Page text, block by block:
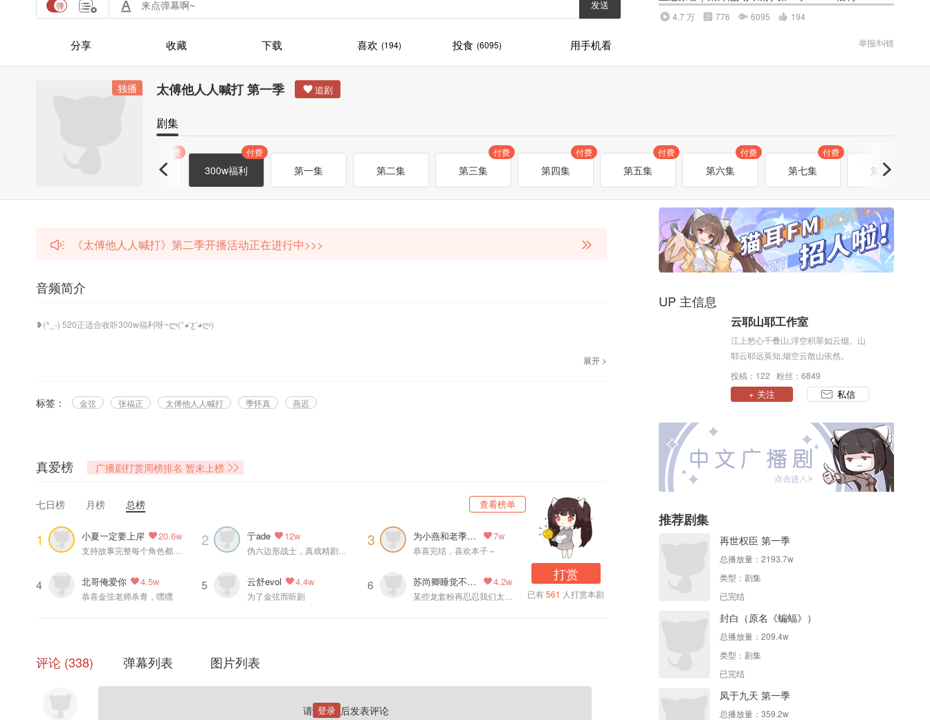
发送
分享 收藏 下载 喜欢 (194) 投食 (6095) 用手机看
4.7 万 776 6095 194
举报/纠错
独播 太傅他人人喊打 第一季
剧集
200w福利
付费
300w福利
付费
第一集 第二集 第三集
付费
第四集
付费
第五集
付费
第六集
付费
第七集
付费
第八集
《太傅他人人喊打》第二季开播活动正在进行中>>>
音频简介
❥(^_-) 520正适合收听300w福利呀~ლ(°◕‵ƹ′◕ლ)
孟还@孟黛玉倒拔垂杨柳 原著，云耶山耶工作室、729声工场联合出品，广播剧《太傅他人人喊打》第一季，3月9日起，每周六播出，欢迎收听。
出品人：蔡赫 岳鲲鹏
制作人：夏歌 @云耶山耶工作室
配音导演：刘琮 @刘琮729
录音师：张吉轩
录音棚：729声工场@729声工场
后期：林初霁 @小蘑菇云南分菇
海报设计：啪浪@rerereset
季怀真：金弦@金弦North
展开 >
标签： 金弦 张福正 太傅他人人喊打 季怀真 燕迟
真爱榜 广播剧打赏周榜排名 暂未上榜
七日榜 月榜 总榜 查看榜单
1 小夏一定要上岸 20.6w 2 亍ade 12w 3 为小燕和老季打call 7w
恭喜完结，喜欢本子～
4 北哥俺爱你 4.5w
恭喜金弦老师杀青，嘿嘿
5 云舒evol 4.4w
为了金弦而听剧
6 苏尚卿睡觉不要闭眼 4.2w 打赏
已有561 人打赏本剧
评论 338 弹幕列表 图片列表
请 登录 后发表评论
UP 主信息
云耶山耶工作室
江上愁心千叠山,浮空积翠如云烟。山
耶云耶远莫知,烟空云散山依然。
投稿：122 粉丝：6849
+ 关注 私信
推荐剧集
再世权臣 第一季
总播放量： 2193.7w
类型： 剧集
已完结
封白（原名《蝙蝠》）
总播放量： 209.4w
类型： 剧集
已完结
凤于九天 第一季
总播放量： 359.2w